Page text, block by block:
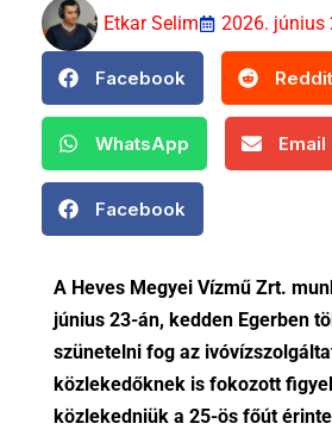
Etkar Selim
2026. június
Facebook Reddit
WhatsApp Email
Facebook
A Heves Megyei Vízmű Zrt.
június 23-án, kedden Egerben
szünetelni fog az
közlekedőknek is fokozott
közlekedniük a 25-ös főút